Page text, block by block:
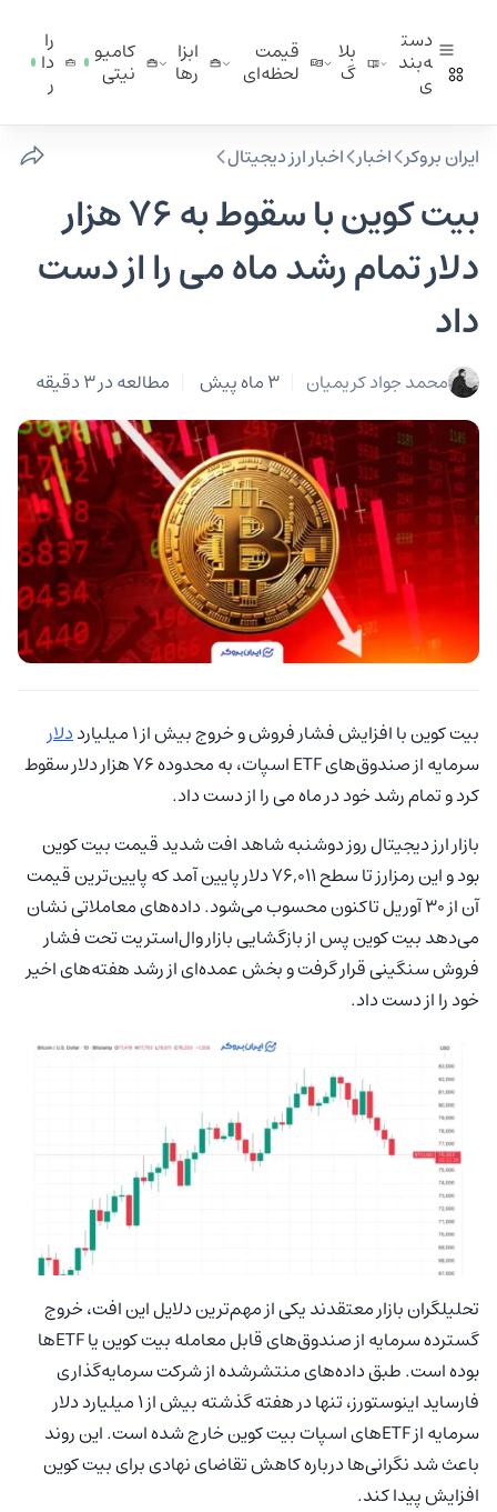
دست
ه‌بند
ی
بلا
گ
قیمت
لحظه‌ای
ابزا
ر‌ها
کامیو
نیتی
را
دا
ر
ایران بروکر اخبار اخبار ارز دیجیتال
بیت کوین با سقوط به ۷۶ هزار
دلار تمام رشد ماه می را از دست
داد
محمد جواد کریمیان 3 ماه پیش مطالعه در 3 دقیقه
بیت‌ کوین با افزایش فشار فروش و خروج بیش از ۱ میلیارد
دلار
سرمایه از صندوق‌های ETF اسپات، به محدوده ۷۶ هزار دلار سقوط
کرد و تمام رشد خود در ماه می را از دست داد.
بازار ارز دیجیتال روز دوشنبه شاهد افت شدید قیمت بیت‌ کوین
بود و این رمزارز تا سطح ۷۶,۰۱۱ دلار پایین آمد که پایین‌ترین قیمت
آن از ۳۰ آوریل تاکنون محسوب می‌شود. داده‌های معاملاتی نشان
می‌دهد بیت‌ کوین پس از بازگشایی بازار وال‌استریت تحت فشار
فروش سنگینی قرار گرفت و بخش عمده‌ای از رشد هفته‌های اخیر
خود را از دست داد.
تحلیلگران بازار معتقدند یکی از مهم‌ترین دلایل این افت، خروج
گسترده سرمایه از صندوق‌های قابل معامله بیت‌ کوین یا ETFها
بوده است. طبق داده‌های منتشرشده از شرکت سرمایه‌گذاری
فارساید اینوستورز، تنها در هفته گذشته بیش از ۱ میلیارد دلار
سرمایه از ETFهای اسپات بیت‌ کوین خارج شده است. این روند
باعث شد نگرانی‌ها درباره کاهش تقاضای نهادی برای بیت‌ کوین
افزایش پیدا کند.